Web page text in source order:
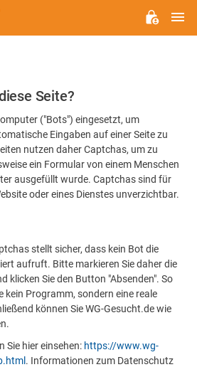
Seite?
("Bots") eingesetzt, um
Eingaben auf einer Seite zu
nutzen daher Captchas, um zu
ein Formular von einem Menschen
ausgefüllt wurde. Captchas sind für
oder eines Dienstes unverzichtbar.
stellt sicher, dass kein Bot die
aufruft. Bitte markieren Sie daher die
klicken Sie den Button "Absenden". So
kein Programm, sondern eine reale
können Sie WG-Gesucht.de wie
Sie hier einsehen: https://www.wg-
. Informationen zum Datenschutz